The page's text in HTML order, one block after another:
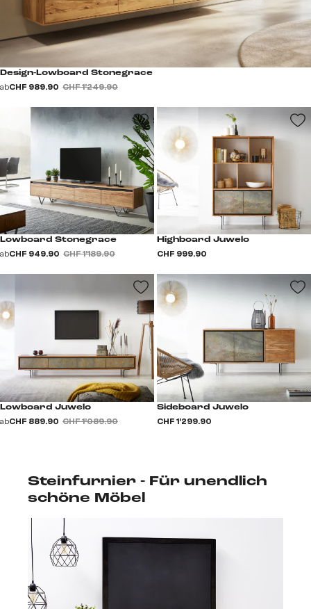
Design-Lowboard Stonegrace
abCHF 989.90 CHF 1’249.90
Lowboard Stonegrace
abCHF 949.90 CHF 1’189.90
Highboard Juwelo
CHF 999.90
Lowboard Juwelo
abCHF 889.90 CHF 1’089.90
Sideboard Juwelo
CHF 1’299.90
Steinfurnier - Für unendlich
schöne Möbel